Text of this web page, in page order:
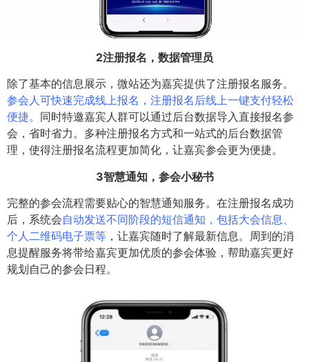
2注册报名，数据管理员
除了基本的信息展示，微站还为嘉宾提供了注册报名服务。
参会人可快速完成线上报名，注册报名后线上一键支付轻松
便捷。 同时特邀嘉宾人群可以通过后台数据导入直接报名参
会，省时省力。多种注册报名方式和一站式的后台数据管
理，使得注册报名流程更加简化，让嘉宾参会更为便捷。
3智慧通知，参会小秘书
完整的参会流程需要贴心的智慧通知服务。在注册报名成功
后，系统会自动发送不同阶段的短信通知，包括大会信息、
个人二维码电子票等 ，让嘉宾随时了解最新信息。周到的消
息提醒服务将带给嘉宾更加优质的参会体验，帮助嘉宾更好
规划自己的参会日程。